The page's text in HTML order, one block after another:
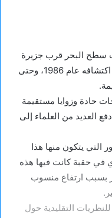
على عمق 25 مترا تحت سطح البحر قرب جزيرة
يوناغوني اليابانية الجدل بين العلماء منذ اكتشافه عام 1986، وحتى
حادة وزوايا مستقيمة
يقارب 27 مترا، ما دفع العديد من العلماء إلى
التي يتكون منها هذا
أكثر من 10,000 عام، أي في حقبة كانت فيها هذه
بسبب ارتفاع منسوب
التقليدية حول